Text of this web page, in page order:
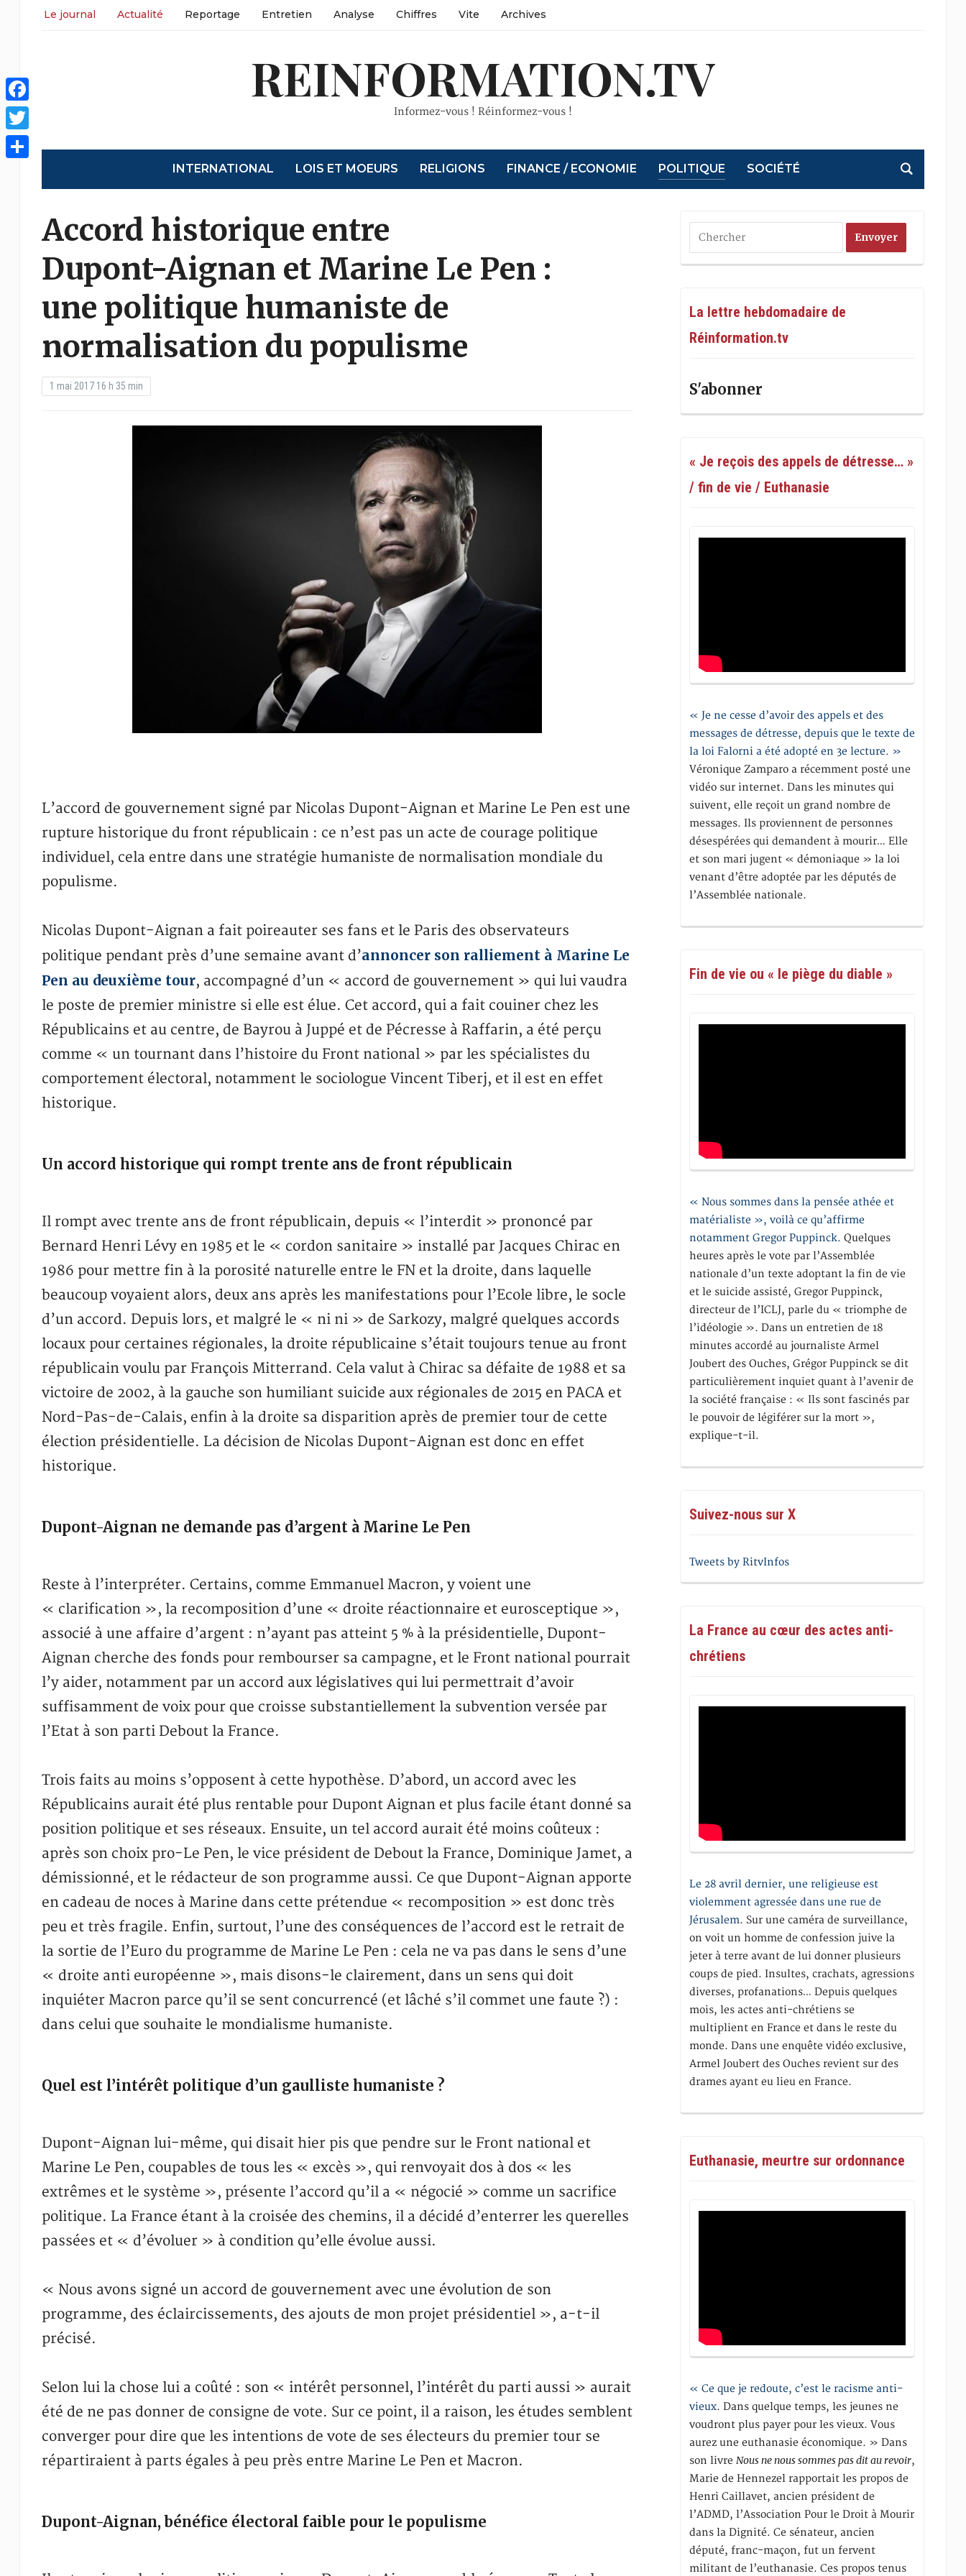
Le journal Actualité Reportage Entretien Analyse Chiffres Vite Archives
REINFORMATION.TV
Informez-vous ! Réinformez-vous !
INTERNATIONAL LOIS ET MOEURS RELIGIONS FINANCE / ECONOMIE POLITIQUE SOCIÉTÉ
Accord historique entre
Dupont-Aignan et Marine Le Pen :
une politique humaniste de
normalisation du populisme
1 mai 2017 16 h 35 min
L’accord de gouvernement signé par Nicolas Dupont-Aignan et Marine Le Pen est une
rupture historique du front républicain : ce n’est pas un acte de courage politique
individuel, cela entre dans une stratégie humaniste de normalisation mondiale du
populisme.
Nicolas Dupont-Aignan a fait poireauter ses fans et le Paris des observateurs
politique pendant près d’une semaine avant d’annoncer son ralliement à Marine Le
Pen au deuxième tour, accompagné d’un « accord de gouvernement » qui lui vaudra
le poste de premier ministre si elle est élue. Cet accord, qui a fait couiner chez les
Républicains et au centre, de Bayrou à Juppé et de Pécresse à Raffarin, a été perçu
comme « un tournant dans l’histoire du Front national » par les spécialistes du
comportement électoral, notamment le sociologue Vincent Tiberj, et il est en effet
historique.
Un accord historique qui rompt trente ans de front républicain
Il rompt avec trente ans de front républicain, depuis « l’interdit » prononcé par
Bernard Henri Lévy en 1985 et le « cordon sanitaire » installé par Jacques Chirac en
1986 pour mettre fin à la porosité naturelle entre le FN et la droite, dans laquelle
beaucoup voyaient alors, deux ans après les manifestations pour l’Ecole libre, le socle
d’un accord. Depuis lors, et malgré le « ni ni » de Sarkozy, malgré quelques accords
locaux pour certaines régionales, la droite républicaine s’était toujours tenue au front
républicain voulu par François Mitterrand. Cela valut à Chirac sa défaite de 1988 et sa
victoire de 2002, à la gauche son humiliant suicide aux régionales de 2015 en PACA et
Nord-Pas-de-Calais, enfin à la droite sa disparition après de premier tour de cette
élection présidentielle. La décision de Nicolas Dupont-Aignan est donc en effet
historique.
Dupont-Aignan ne demande pas d’argent à Marine Le Pen
Reste à l’interpréter. Certains, comme Emmanuel Macron, y voient une
« clarification », la recomposition d’une « droite réactionnaire et eurosceptique »,
associé à une affaire d’argent : n’ayant pas atteint 5 % à la présidentielle, Dupont-
Aignan cherche des fonds pour rembourser sa campagne, et le Front national pourrait
l’y aider, notamment par un accord aux législatives qui lui permettrait d’avoir
suffisamment de voix pour que croisse substantiellement la subvention versée par
l’Etat à son parti Debout la France.
Trois faits au moins s’opposent à cette hypothèse. D’abord, un accord avec les
Républicains aurait été plus rentable pour Dupont Aignan et plus facile étant donné sa
position politique et ses réseaux. Ensuite, un tel accord aurait été moins coûteux :
après son choix pro-Le Pen, le vice président de Debout la France, Dominique Jamet, a
démissionné, et le rédacteur de son programme aussi. Ce que Dupont-Aignan apporte
en cadeau de noces à Marine dans cette prétendue « recomposition » est donc très
peu et très fragile. Enfin, surtout, l’une des conséquences de l’accord est le retrait de
la sortie de l’Euro du programme de Marine Le Pen : cela ne va pas dans le sens d’une
« droite anti européenne », mais disons-le clairement, dans un sens qui doit
inquiéter Macron parce qu’il se sent concurrencé (et lâché s’il commet une faute ?) :
dans celui que souhaite le mondialisme humaniste.
Quel est l’intérêt politique d’un gaulliste humaniste ?
Dupont-Aignan lui-même, qui disait hier pis que pendre sur le Front national et
Marine Le Pen, coupables de tous les « excès », qui renvoyait dos à dos « les
extrêmes et le système », présente l’accord qu’il a « négocié » comme un sacrifice
politique. La France étant à la croisée des chemins, il a décidé d’enterrer les querelles
passées et « d’évoluer » à condition qu’elle évolue aussi.
« Nous avons signé un accord de gouvernement avec une évolution de son
programme, des éclaircissements, des ajouts de mon projet présidentiel », a-t-il
précisé.
Selon lui la chose lui a coûté : son « intérêt personnel, l’intérêt du parti aussi » aurait
été de ne pas donner de consigne de vote. Sur ce point, il a raison, les études semblent
converger pour dire que les intentions de vote de ses électeurs du premier tour se
répartiraient à parts égales à peu près entre Marine Le Pen et Macron.
Dupont-Aignan, bénéfice électoral faible pour le populisme
La lettre hebdomadaire de
Réinformation.tv
S'abonner
« Je reçois des appels de détresse… »
/ fin de vie / Euthanasie
« Je ne cesse d’avoir des appels et des
messages de détresse, depuis que le texte de
la loi Falorni a été adopté en 3e lecture. »
Véronique Zamparo a récemment posté une
vidéo sur internet. Dans les minutes qui
suivent, elle reçoit un grand nombre de
messages. Ils proviennent de personnes
désespérées qui demandent à mourir… Elle
et son mari jugent « démoniaque » la loi
venant d’être adoptée par les députés de
l’Assemblée nationale.
Fin de vie ou « le piège du diable »
« Nous sommes dans la pensée athée et
matérialiste », voilà ce qu’affirme
notamment Gregor Puppinck. Quelques
heures après le vote par l’Assemblée
nationale d’un texte adoptant la fin de vie
et le suicide assisté, Gregor Puppinck,
directeur de l’ICLJ, parle du « triomphe de
l’idéologie ». Dans un entretien de 18
minutes accordé au journaliste Armel
Joubert des Ouches, Grégor Puppinck se dit
particulièrement inquiet quant à l’avenir de
la société française : « Ils sont fascinés par
le pouvoir de légiférer sur la mort »,
explique-t-il.
Suivez-nous sur X
Tweets by RitvInfos
La France au cœur des actes anti-
chrétiens
Le 28 avril dernier, une religieuse est
violemment agressée dans une rue de
Jérusalem. Sur une caméra de surveillance,
on voit un homme de confession juive la
jeter à terre avant de lui donner plusieurs
coups de pied. Insultes, crachats, agressions
diverses, profanations… Depuis quelques
mois, les actes anti-chrétiens se
multiplient en France et dans le reste du
monde. Dans une enquête vidéo exclusive,
Armel Joubert des Ouches revient sur des
drames ayant eu lieu en France.
Euthanasie, meurtre sur ordonnance
« Ce que je redoute, c’est le racisme anti-
vieux. Dans quelque temps, les jeunes ne
voudront plus payer pour les vieux. Vous
aurez une euthanasie économique. » Dans
son livreNous ne nous sommes pas dit au revoir,
Marie de Hennezel rapportait les propos de
Henri Caillavet, ancien président de
l’ADMD, l’Association Pour le Droit à Mourir
dans la Dignité. Ce sénateur, ancien
député, franc-maçon, fut un fervent
militant de l’euthanasie. Ces propos tenus
Facebook
Twitter